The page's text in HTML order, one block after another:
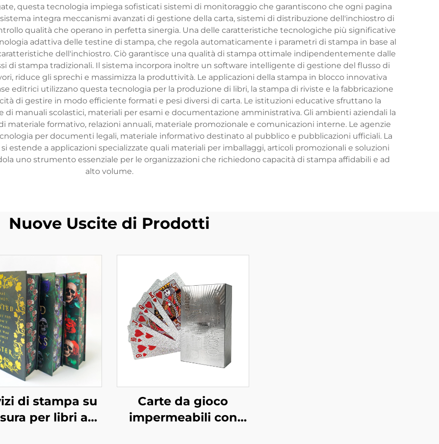
questa tecnologia impiega sofisticati sistemi di monitoraggio che garantiscono che ogni pagina
integra meccanismi avanzati di gestione della carta, sistemi di distribuzione dell'inchiostro di
qualità che operano in perfetta sinergia. Una delle caratteristiche tecnologiche più significative
adattiva delle testine di stampa, che regola automaticamente i parametri di stampa in base al
dell'inchiostro. Ciò garantisce una qualità di stampa ottimale indipendentemente dalle
di stampa tradizionali. Il sistema incorpora inoltre un software intelligente di gestione del flusso di
riduce gli sprechi e massimizza la produttività. Le applicazioni della stampa in blocco innovativa
editrici utilizzano questa tecnologia per la produzione di libri, la stampa di riviste e la fabbricazione
di gestire in modo efficiente formati e pesi diversi di carta. Le istituzioni educative sfruttano la
manuali scolastici, materiali per esami e documentazione amministrativa. Gli ambienti aziendali la
materiale formativo, relazioni annuali, materiale promozionale e comunicazioni interne. Le agenzie
per documenti legali, materiale informativo destinato al pubblico e pubblicazioni ufficiali. La
estende a applicazioni specializzate quali materiali per imballaggi, articoli promozionali e soluzioni
uno strumento essenziale per le organizzazioni che richiedono capacità di stampa affidabili e ad
alto volume.
Nuove Uscite di Prodotti
di stampa su
per libri a
Carte da gioco
impermeabili con